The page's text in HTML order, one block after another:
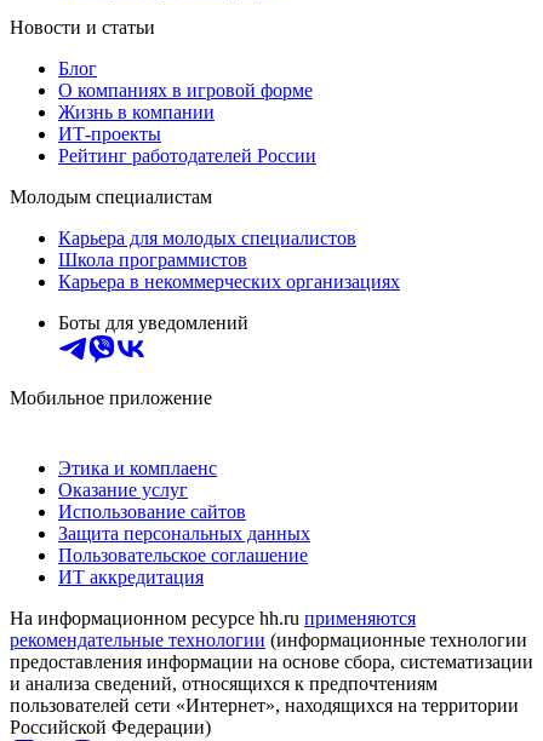
Новости и статьи
Блог
О компаниях в игровой форме
Жизнь в компании
ИТ-проекты
Рейтинг работодателей России
Молодым специалистам
Карьера для молодых специалистов
Школа программистов
Карьера в некоммерческих организациях
Боты для уведомлений
Мобильное приложение
Этика и комплаенс
Оказание услуг
Использование сайтов
Защита персональных данных
Пользовательское соглашение
ИТ аккредитация
На информационном ресурсе hh.ru применяются
рекомендательные технологии (информационные технологии
предоставления информации на основе сбора, систематизации
и анализа сведений, относящихся к предпочтениям
пользователей сети «Интернет», находящихся на территории
Российской Федерации)